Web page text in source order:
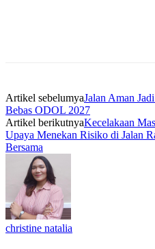
Artikel sebelumyaJalan Aman
Bebas ODOL 2027
Artikel berikutnyaKecelakaan
Upaya Menekan Risiko di Jalan
Bersama
christine natalia